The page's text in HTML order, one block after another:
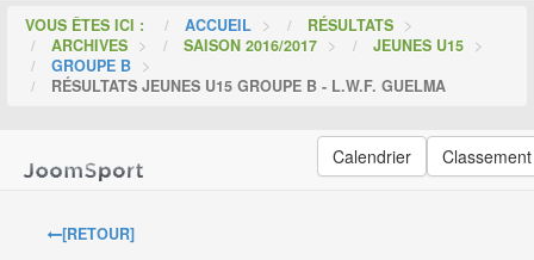
VOUS ÊTES ICI : ACCUEIL > RÉSULTATS >
ARCHIVES > SAISON 2016/2017 > JEUNES U15 >
GROUPE B >
RÉSULTATS JEUNES U15 GROUPE B - L.W.F. GUELMA
Calendrier Classement
[RETOUR]